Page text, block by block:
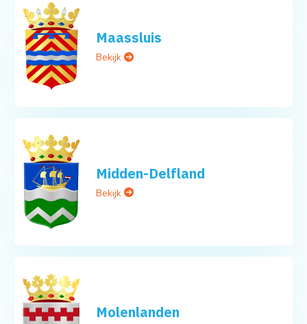
Maassluis
Bekijk
Midden-Delfland
Bekijk
Molenlanden